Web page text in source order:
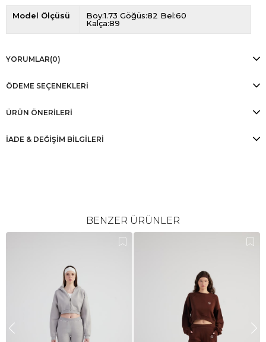
Model Ölçüsü
Boy:1.73 Göğüs:82 Bel:60
Kalça:89
YORUMLAR(0)
ÖDEME SEÇENEKLERI
ÜRÜN ÖNERILERI
İADE & DEĞİŞİM BİLGİLERİ
BENZER ÜRÜNLER